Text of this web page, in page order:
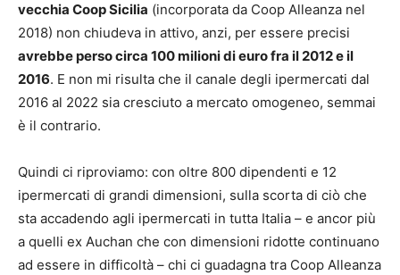
vecchia Coop Sicilia (incorporata da Coop Alleanza nel
2018) non chiudeva in attivo, anzi, per essere precisi
avrebbe perso circa 100 milioni di euro fra il 2012 e il
2016. E non mi risulta che il canale degli ipermercati dal
2016 al 2022 sia cresciuto a mercato omogeneo, semmai
è il contrario.
Quindi ci riproviamo: con oltre 800 dipendenti e 12
ipermercati di grandi dimensioni, sulla scorta di ciò che
sta accadendo agli ipermercati in tutta Italia – e ancor più
a quelli ex Auchan che con dimensioni ridotte continuano
ad essere in difficoltà – chi ci guadagna tra Coop Alleanza